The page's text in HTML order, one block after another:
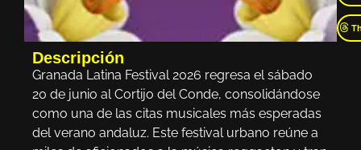
Descripción
Granada Latina Festival 2026 regresa el sábado
20 de junio al Cortijo del Conde, consolidándose
como una de las citas musicales más esperadas
del verano andaluz. Este festival urbano reúne a